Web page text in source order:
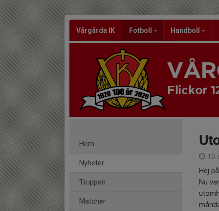
Vårgårda IK Fotboll Handboll
Flickor
Hem
Nyheter
Truppen
Matcher
10
Hej
Nu